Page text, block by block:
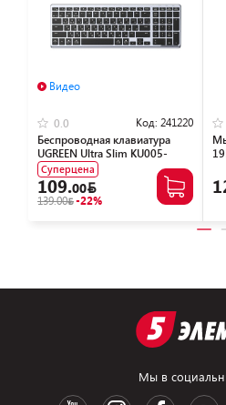
Видео
0.0 Код: 241220
Беспроводная клавиатура
UGREEN Ultra Slim KU005-
15956
Суперцена
109.00
139.00 -22%
Мы в